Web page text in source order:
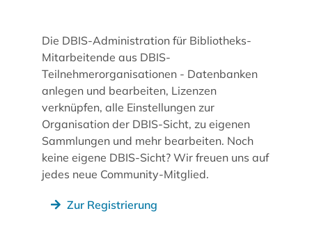
Die DBIS-Administration für Bibliotheks-
Mitarbeitende aus DBIS-
Teilnehmerorganisationen - Datenbanken
anlegen und bearbeiten, Lizenzen
verknüpfen, alle Einstellungen zur
Organisation der DBIS-Sicht, zu eigenen
Sammlungen und mehr bearbeiten. Noch
keine eigene DBIS-Sicht? Wir freuen uns auf
jedes neue Community-Mitglied.
Zur Registrierung